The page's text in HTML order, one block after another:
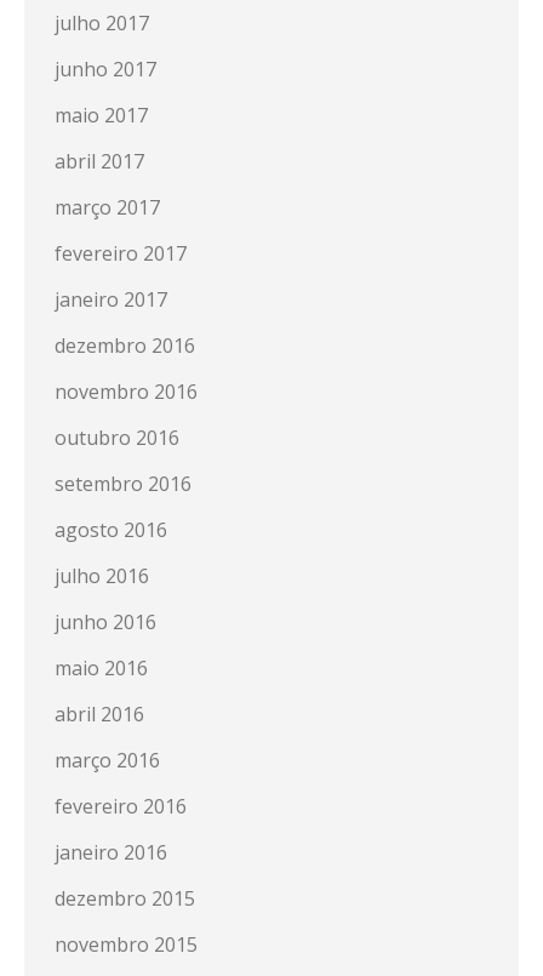
julho 2017
junho 2017
maio 2017
abril 2017
março 2017
fevereiro 2017
janeiro 2017
dezembro 2016
novembro 2016
outubro 2016
setembro 2016
agosto 2016
julho 2016
junho 2016
maio 2016
abril 2016
março 2016
fevereiro 2016
janeiro 2016
dezembro 2015
novembro 2015